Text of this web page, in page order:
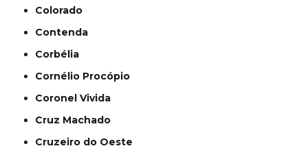
Colorado
Contenda
Corbélia
Cornélio Procópio
Coronel Vivida
Cruz Machado
Cruzeiro do Oeste